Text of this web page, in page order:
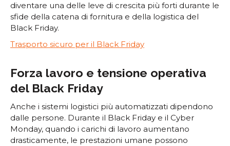
diventare una delle leve di crescita più forti durante le
sfide della catena di fornitura e della logistica del
Black Friday.
Trasporto sicuro per il Black Friday
Forza lavoro e tensione operativa
del Black Friday
Anche i sistemi logistici più automatizzati dipendono
dalle persone. Durante il Black Friday e il Cyber
Monday, quando i carichi di lavoro aumentano
drasticamente, le prestazioni umane possono